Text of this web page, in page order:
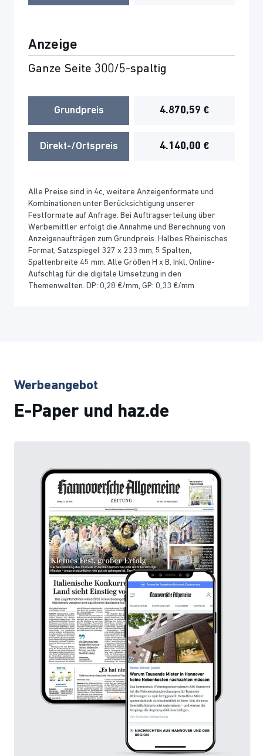
Anzeige
Ganze Seite 300/5-spaltig
Grundpreis 4.870,59 €
Direkt-/Ortspreis 4.140,00 €
Alle Preise sind in 4c, weitere Anzeigenformate und
Kombinationen unter Berücksichtigung unserer
Festformate auf Anfrage. Bei Auftragserteilung über
Werbemittler erfolgt die Annahme und Berechnung von
Anzeigenaufträgen zum Grundpreis. Halbes Rheinisches
Format, Satzspiegel 327 x 233 mm, 5 Spalten,
Spaltenbreite 45 mm. Alle Größen H x B. Inkl. Online-
Aufschlag für die digitale Umsetzung in den
Themenwelten. DP: 0,28 €/mm, GP: 0,33 €/mm
Werbeangebot
E-Paper und haz.de